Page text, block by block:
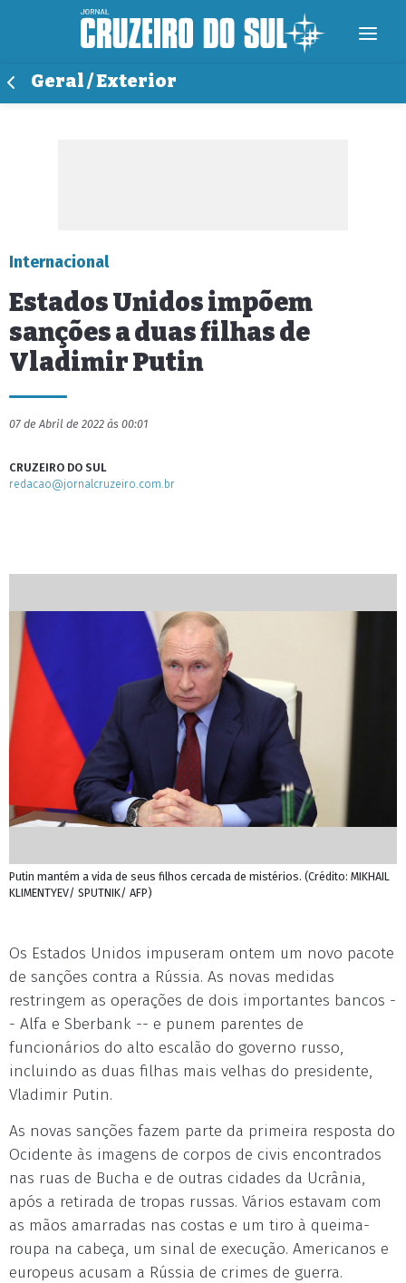
Geral / Exterior
Internacional
Estados Unidos impõem
sanções a duas filhas de
Vladimir Putin
07 de Abril de 2022 às 00:01
CRUZEIRO DO SUL
redacao@jornalcruzeiro.com.br
Putin mantém a vida de seus filhos cercada de mistérios. (Crédito: MIKHAIL
KLIMENTYEV/ SPUTNIK/ AFP)
Os Estados Unidos impuseram ontem um novo pacote
de sanções contra a Rússia. As novas medidas
restringem as operações de dois importantes bancos -
- Alfa e Sberbank -- e punem parentes de
funcionários do alto escalão do governo russo,
incluindo as duas filhas mais velhas do presidente,
Vladimir Putin.
As novas sanções fazem parte da primeira resposta do
Ocidente às imagens de corpos de civis encontrados
nas ruas de Bucha e de outras cidades da Ucrânia,
após a retirada de tropas russas. Vários estavam com
as mãos amarradas nas costas e um tiro à queima-
roupa na cabeça, um sinal de execução. Americanos e
europeus acusam a Rússia de crimes de guerra.